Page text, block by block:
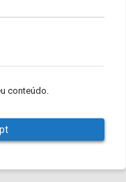
conteúdo.